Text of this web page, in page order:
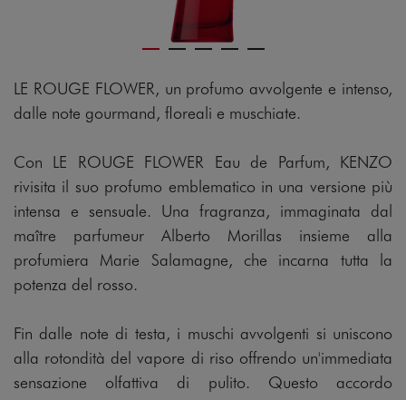
LE ROUGE FLOWER, un profumo avvolgente e intenso,
dalle note gourmand, floreali e muschiate.
Con LE ROUGE FLOWER Eau de Parfum, KENZO
rivisita il suo profumo emblematico in una versione più
intensa e sensuale. Una fragranza, immaginata dal
maître parfumeur Alberto Morillas insieme alla
profumiera Marie Salamagne, che incarna tutta la
potenza del rosso.
Fin dalle note di testa, i muschi avvolgenti si uniscono
alla rotondità del vapore di riso offrendo un'immediata
sensazione olfattiva di pulito. Questo accordo